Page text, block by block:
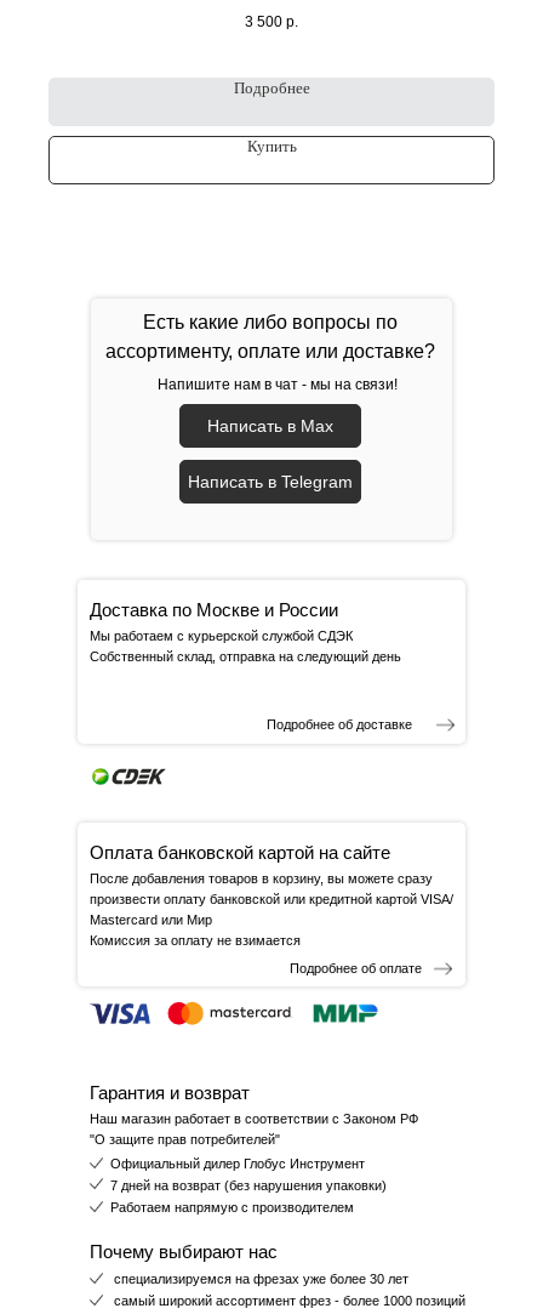
3 500 р.
Подробнее
Купить
Есть какие либо вопросы по
ассортименту, оплате или доставке?
Напишите нам в чат - мы на связи!
Написать в Max
Написать в Telegram
Доставка по Москве и России
Мы работаем с курьерской службой СДЭК
Собственный склад, отправка на следующий день
Подробнее об доставке
Оплата банковской картой на сайте
После добавления товаров в корзину, вы можете сразу
произвести оплату банковской или кредитной картой VISA/
Mastercard или Мир
Комиссия за оплату не взимается
Подробнее об оплате
Гарантия и возврат
Наш магазин работает в соответствии с Законом РФ
"О защите прав потребителей"
Почему выбирают нас
специализируемся на фрезах уже более 30 лет
самый широкий ассортимент фрез - более 1000 позиций
Официальный дилер Глобус Инструмент
7 дней на возврат (без нарушения упаковки)
Работаем напрямую с производителем